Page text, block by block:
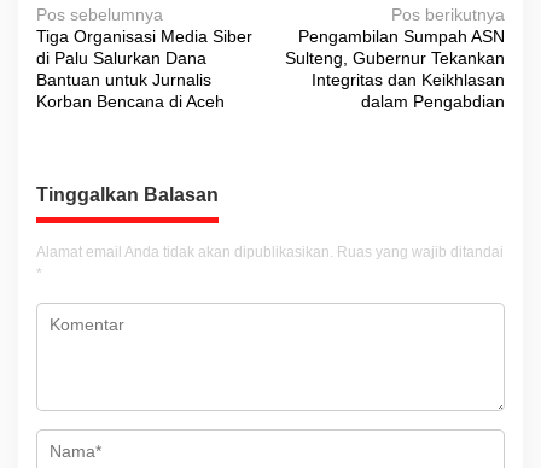
N
a
v
a
s
i
o
Pos sebelumnya
Tiga Organisasi Media Siber
di Palu Salurkan Dana
Bantuan untuk Jurnalis
Korban Bencana di Aceh
Pos berikutnya
Pengambilan Sumpah ASN
Sulteng, Gubernur Tekankan
Integritas dan Keikhlasan
dalam Pengabdian
Tinggalkan Balasan
Alamat email Anda tidak akan dipublikasikan. Ruas yang wajib ditandai
*